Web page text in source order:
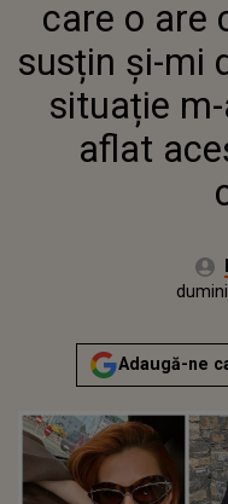
care o are
susțin și-mi
situație m-
aflat
sâmbătă, 2 martie 2024
Adaugă-ne